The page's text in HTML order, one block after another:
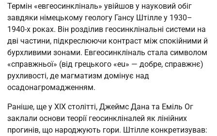
Термін «евгеосинкліналь» увійшов у науковий обіг
завдяки німецькому геологу Гансу Штілле у 1930–
1940-х роках. Він розділив геосинклінальні системи на
дві частини, підкреслюючи контраст між спокійними й
бурхливими зонами. Евгеосинкліналь стала символом
«справжньої» (від грецького «eu» — добре, справжнє)
рухливості, де магматизм домінує над
осадонагромадженням.
Раніше, ще у XIX столітті, Джеймс Дана та Еміль Ог
заклали основи теорії геосинкліналей як лінійних
прогинів, що народжують гори. Штілле конкретизував: